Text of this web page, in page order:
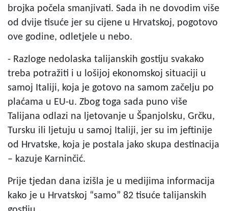
brojka počela smanjivati. Sada ih ne dovodim više
od dvije tisuće jer su cijene u Hrvatskoj, pogotovo
ove godine, odletjele u nebo.
- Razloge nedolaska talijanskih gostiju svakako
treba potražiti i u lošijoj ekonomskoj situaciji u
samoj Italiji, koja je gotovo na samom začelju po
plaćama u EU-u. Zbog toga sada puno više
Talijana odlazi na ljetovanje u Španjolsku, Grčku,
Tursku ili ljetuju u samoj Italiji, jer su im jeftinije
od Hrvatske, koja je postala jako skupa destinacija
– kazuje Karninčić.
Prije tjedan dana izišla je u medijima informacija
kako je u Hrvatskoj “samo” 82 tisuće talijanskih